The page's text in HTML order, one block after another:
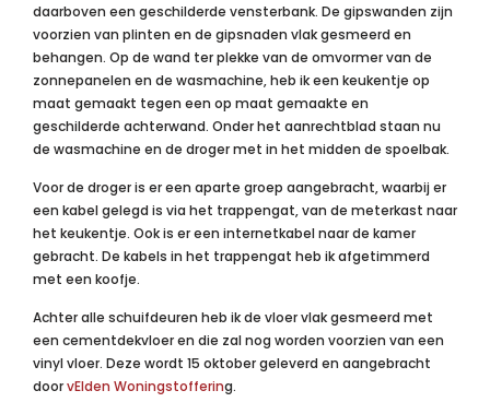
daarboven een geschilderde vensterbank. De gipswanden zijn
voorzien van plinten en de gipsnaden vlak gesmeerd en
behangen. Op de wand ter plekke van de omvormer van de
zonnepanelen en de wasmachine, heb ik een keukentje op
maat gemaakt tegen een op maat gemaakte en
geschilderde achterwand. Onder het aanrechtblad staan nu
de wasmachine en de droger met in het midden de spoelbak.
Voor de droger is er een aparte groep aangebracht, waarbij er
een kabel gelegd is via het trappengat, van de meterkast naar
het keukentje. Ook is er een internetkabel naar de kamer
gebracht. De kabels in het trappengat heb ik afgetimmerd
met een koofje.
Achter alle schuifdeuren heb ik de vloer vlak gesmeerd met
een cementdekvloer en die zal nog worden voorzien van een
vinyl vloer. Deze wordt 15 oktober geleverd en aangebracht
doorvElden Woningstoffering.